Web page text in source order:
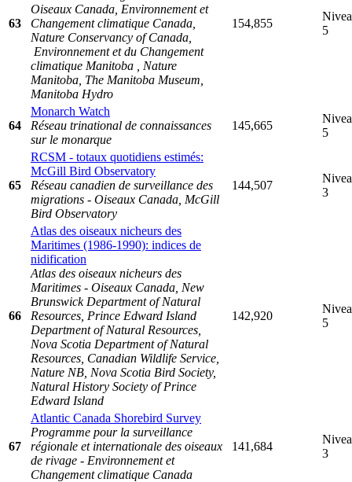
63
Oiseaux Canada, Environnement et
Changement climatique Canada,
Nature Conservancy of Canada,
Environnement et du Changement
climatique Manitoba , Nature
Manitoba, The Manitoba Museum,
Manitoba Hydro
154,855
5
64
Monarch Watch
Réseau trinational de connaissances
sur le monarque
145,665
5
65
RCSM - totaux quotidiens estimés:
McGill Bird Observatory
Réseau canadien de surveillance des
migrations - Oiseaux Canada, McGill
Bird Observatory
144,507
3
66
Atlas des oiseaux nicheurs des
Maritimes (1986-1990): indices de
nidification
Atlas des oiseaux nicheurs des
Maritimes - Oiseaux Canada, New
Brunswick Department of Natural
Resources, Prince Edward Island
Department of Natural Resources,
Nova Scotia Department of Natural
Resources, Canadian Wildlife Service,
Nature NB, Nova Scotia Bird Society,
Natural History Society of Prince
Edward Island
142,920
5
67
Atlantic Canada Shorebird Survey
Programme pour la surveillance
régionale et internationale des oiseaux
de rivage - Environnement et
Changement climatique Canada
141,684
3